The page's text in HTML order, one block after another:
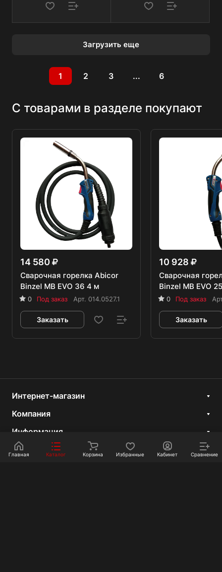
Загрузить еще
1 2 3 ... 6
С товарами в разделе покупают
14 580
Сварочная горелка Abicor
Binzel MB EVO 36 4 м
0 Под заказ Арт. 014.0527.1
Заказать
10 928
Сварочная
Binzel MB EVO
0 Под заказ
Заказать
Интернет-магазин
Компания
Информация
Покупателям
Главная Каталог Корзина Избранные Кабинет Сравнение